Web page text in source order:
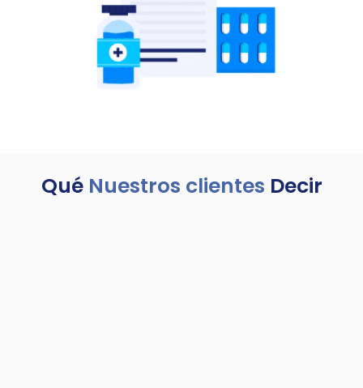
Qué Nuestros clientes Decir